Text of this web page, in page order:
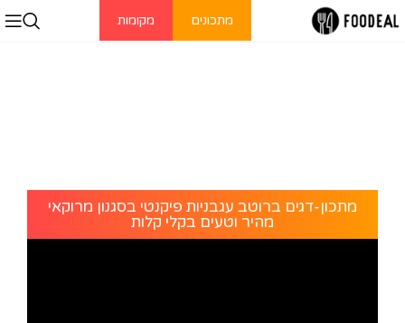
מתכונים מקומות
מתכון-דגים ברוטב עגבניות פיקנטי בסגנון מרוקאי
מהיר וטעים בקלי קלות